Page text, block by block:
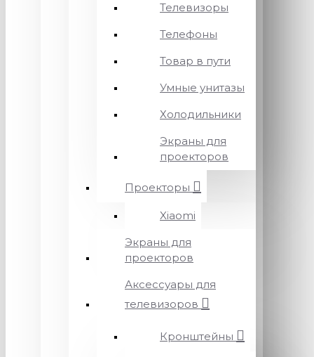
Телевизоры
Телефоны
Товар в пути
Умные унитазы
Холодильники
Экраны для
проекторов
Проекторы
Xiaomi
Экраны для
проекторов
Аксессуары для
телевизоров
Кронштейны